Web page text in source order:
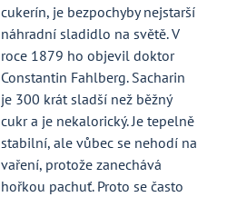
cukerín, je bezpochyby nejstarší
náhradní sladidlo na světě. V
roce 1879 ho objevil doktor
Constantin Fahlberg. Sacharin
je 300 krát sladší než běžný
cukr a je nekalorický. Je tepelně
stabilní, ale vůbec se nehodí na
vaření, protože zanechává
hořkou pachuť. Proto se často